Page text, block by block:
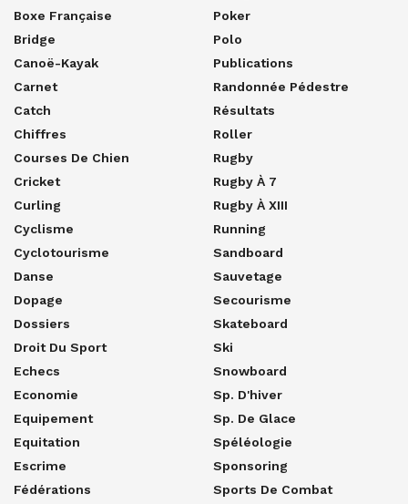
Boxe Française
Bridge
Canoë-Kayak
Carnet
Catch
Chiffres
Courses De Chien
Cricket
Curling
Cyclisme
Cyclotourisme
Danse
Dopage
Dossiers
Droit Du Sport
Echecs
Economie
Equipement
Equitation
Escrime
Fédérations
Poker
Polo
Publications
Randonnée Pédestre
Résultats
Roller
Rugby
Rugby À 7
Rugby À XIII
Running
Sandboard
Sauvetage
Secourisme
Skateboard
Ski
Snowboard
Sp. D'hiver
Sp. De Glace
Spéléologie
Sponsoring
Sports De Combat